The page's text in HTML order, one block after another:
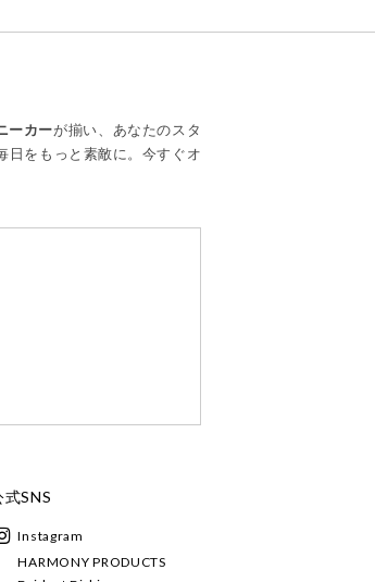
ーカーが揃い、あなたのスタ
日をもっと素敵に。今すぐオ
式SNS
Instagram
HARMONY PRODUCTS